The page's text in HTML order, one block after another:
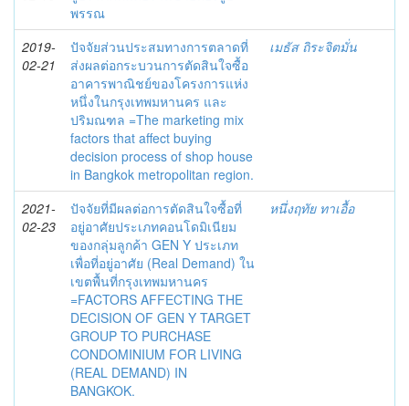
พรรณ
2019-
02-21
ปัจจัยส่วนประสมทางการตลาดที่
ส่งผลต่อกระบวนการตัดสินใจซื้อ
อาคารพาณิชย์ของโครงการแห่ง
หนึ่งในกรุงเทพมหานคร และ
ปริมณฑล =The marketing mix
factors that affect buying
decision process of shop house
in Bangkok metropolitan region.
เมธัส ถิระจิตมั่น
2021-
02-23
ปัจจัยที่มีผลต่อการตัดสินใจซื้อที่
อยู่อาศัยประเภทคอนโดมิเนียม
ของกลุ่มลูกค้า GEN Y ประเภท
เพื่อที่อยู่อาศัย (Real Demand) ใน
เขตพื้นที่กรุงเทพมหานคร
=FACTORS AFFECTING THE
DECISION OF GEN Y TARGET
GROUP TO PURCHASE
CONDOMINIUM FOR LIVING
(REAL DEMAND) IN
BANGKOK.
หนึ่งฤทัย ทาเอื้อ